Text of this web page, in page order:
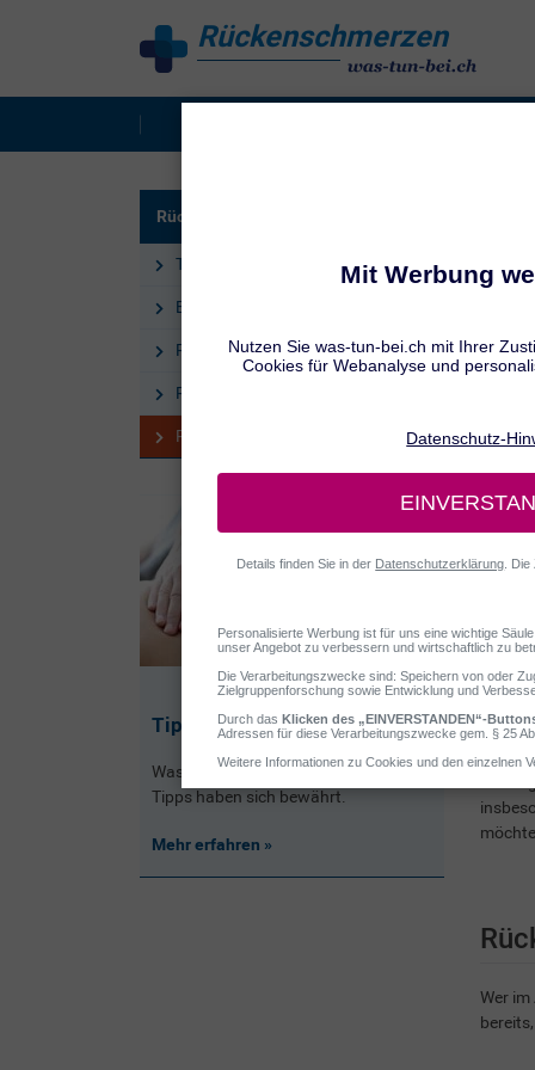
Rückenschmerzenbehandeln
Wer
Rückenschmerzen: Tipps
Tipps bei Rückenschmerzen
Ergonomie am Arbeitsplatz
Rückenfreundlich schlafen
Rückenfreundliche Sportarten
Rückenschule
Tipps bei Rückenschmerzen
Was hilft bei Rückenschmerzen? Diese
Tipps haben sich bewährt.
Mehr erfahren